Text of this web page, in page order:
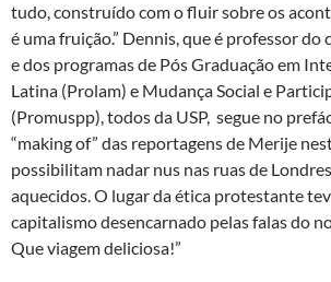
tudo, construído com o fluir sobre os
é uma fruição.” Dennis, que é professor do
e dos programas de Pós Graduação em
Latina (Prolam) e Mudança Social e
(Promuspp), todos da USP, segue no
“making of” das reportagens de Merije
possibilitam nadar nus nas ruas de
aquecidos. O lugar da ética protestante
capitalismo desencarnado pelas falas do
Que viagem deliciosa!”